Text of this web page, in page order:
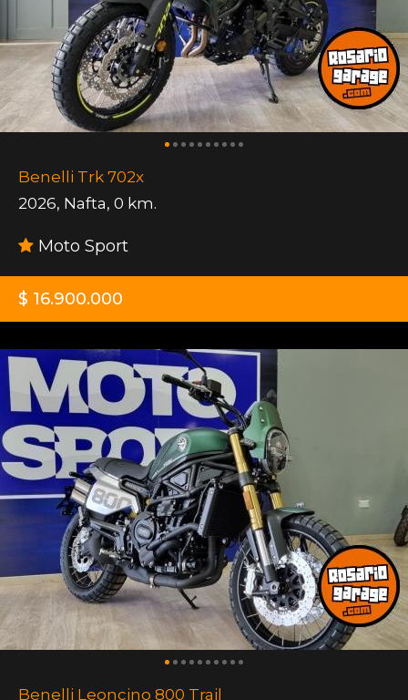
Benelli Trk 702x
2026, Nafta, 0 km.
Moto Sport
$ 16.900.000
Benelli Leoncino 800 Trail